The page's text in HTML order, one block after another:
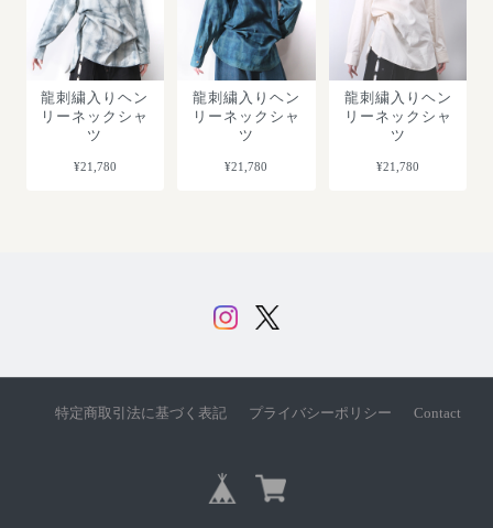
龍刺繍入りヘン
リーネックシャ
ツ
¥21,780
龍刺繍入りヘン
リーネックシャ
ツ
¥21,780
龍刺繍入りヘン
リーネックシャ
ツ
¥21,780
特定商取引法に基づく表記 プライバシーポリシー Contact